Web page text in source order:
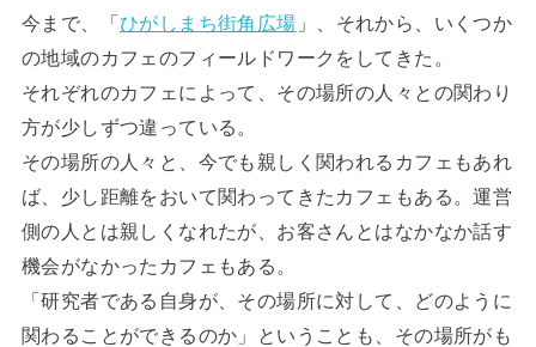
今まで、「ひがしまち街角広場 」、それから、いくつか
の地域のカフェのフィールドワークをしてきた。
それぞれのカフェによって、その場所の人々との関わり
方が少しずつ違っている。
その場所の人々と、今でも親しく関われるカフェもあれ
ば、少し距離をおいて関わってきたカフェもある。運営
側の人とは親しくなれたが、お客さんとはなかなか話す
機会がなかったカフェもある。
「研究者である自身が、その場所に対して、どのように
関わることができるのか」ということも、その場所がも